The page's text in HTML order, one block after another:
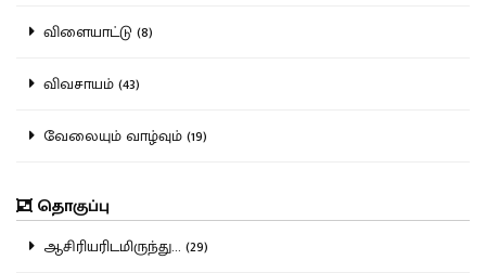
விளையாட்டு (8)
விவசாயம் (43)
வேலையும் வாழ்வும் (19)
தொகுப்பு
ஆசிரியரிடமிருந்து... (29)